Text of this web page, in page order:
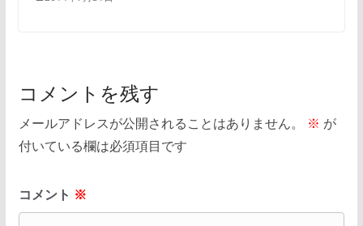
コメントを残す
メールアドレスが公開されることはありません。 ※ が
付いている欄は必須項目です
コメント ※